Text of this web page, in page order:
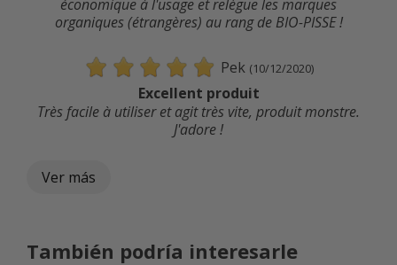
économique à l'usage et relègue les marques
organiques (étrangères) au rang de BIO-PISSE !
Pek (10/12/2020)
Excellent produit
Très facile à utiliser et agit très vite, produit monstre.
J'adore !
Ver más
También podría interesarle